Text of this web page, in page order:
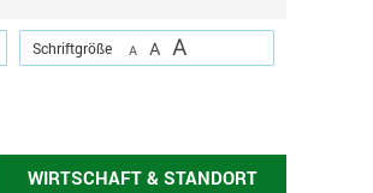
Schriftgröße A A A
WIRTSCHAFT & STANDORT